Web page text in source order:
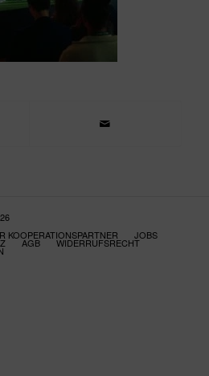
KOOPERATIONSPARTNER JOBS
AGB WIDERRUFSRECHT